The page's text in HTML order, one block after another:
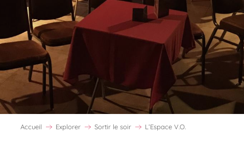
Accueil Explorer Sortir le soir L’Espace V.O.